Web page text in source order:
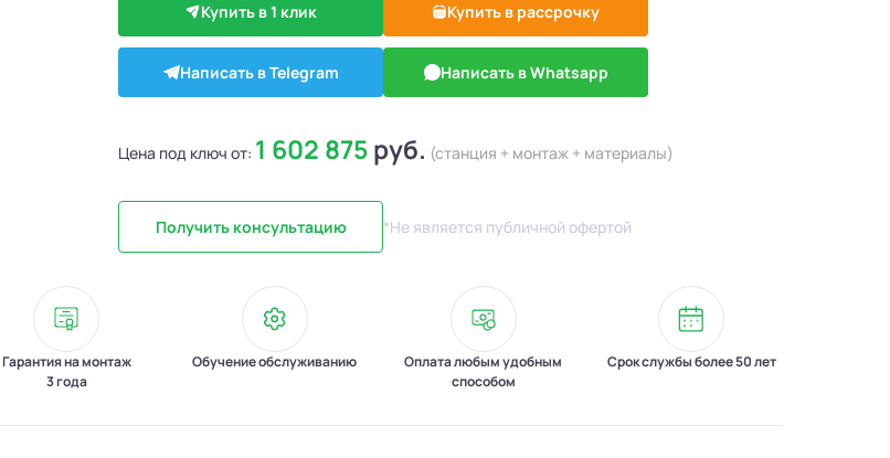
Купить в 1 клик Купить в рассрочку
Написать в Telegram Написать в Whatsapp
Цена под ключ от: 1 602 875руб. (станция + монтаж + материалы)
Получить консультацию *Не является публичной офертой
Гарантия на монтаж
3 года
Обучение обслуживанию
Оплата любым удобным
способом
Срок службы более 50 лет